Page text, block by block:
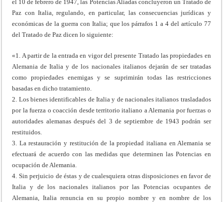
el 10 de febrero de 1947, las Potencias Aliadas concluyeron un Tratado de
Paz con Italia, regulando, en particular, las consecuencias jurídicas y
económicas de la guerra con Italia; que los párrafos 1 a 4 del artículo 77
del Tratado de Paz dicen lo siguiente:
«1. A partir de la entrada en vigor del presente Tratado las propiedades en
Alemania de Italia y de los nacionales italianos dejarán de ser tratadas
como propiedades enemigas y se suprimirán todas las restricciones
basadas en dicho tratamiento.
2. Los bienes identificables de Italia y de nacionales italianos trasladados
por la fuerza o coacción desde territorio italiano a Alemania por fuerzas o
autoridades alemanas después del 3 de septiembre de 1943 podrán ser
restituidos.
3. La restauración y restitución de la propiedad italiana en Alemania se
efectuará de acuerdo con las medidas que determinen las Potencias en
ocupación de Alemania.
4. Sin perjuicio de éstas y de cualesquiera otras disposiciones en favor de
Italia y de los nacionales italianos por las Potencias ocupantes de
Alemania, Italia renuncia en su propio nombre y en nombre de los